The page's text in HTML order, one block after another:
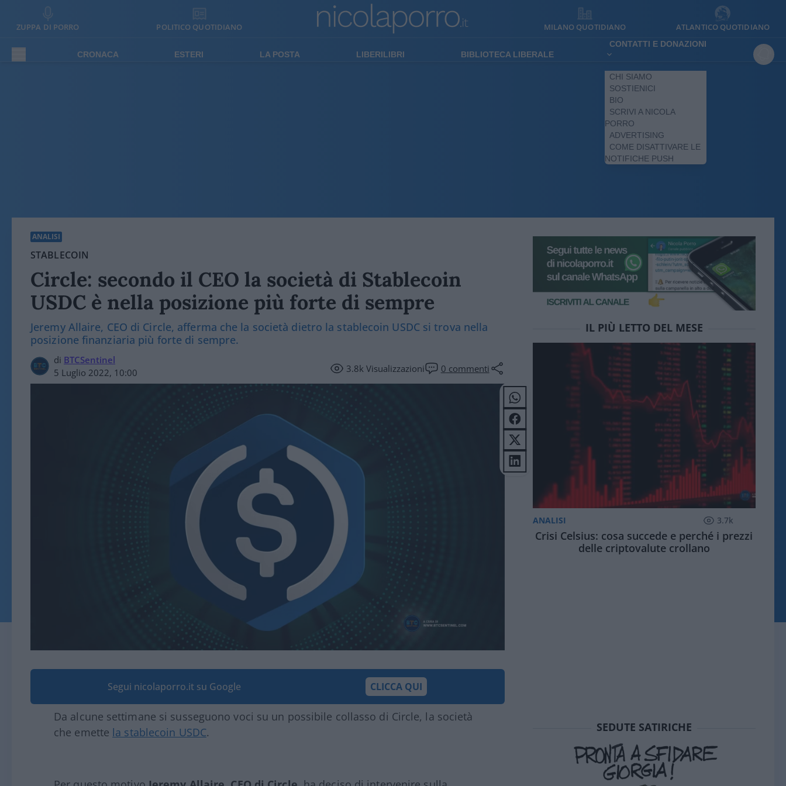
ZUPPA DI PORRO POLITICO QUOTIDIANO MILANO QUOTIDIANO ATLANTICO QUOTIDIANO
CRONACA ESTERI LA POSTA LIBERILIBRI BIBLIOTECA LIBERALE
CONTATTI E DONAZIONI
CHI SIAMO
SOSTIENICI
BIO
SCRIVI A NICOLA
PORRO
ADVERTISING
COME DISATTIVARE LE
NOTIFICHE PUSH
ANALISI
STABLECOIN
Circle: secondo il CEO la società di Stablecoin
USDC è nella posizione più forte di sempre
Jeremy Allaire, CEO di Circle, afferma che la società dietro la stablecoin USDC si trova nella
posizione finanziaria più forte di sempre.
di BTCSentinel
5 Luglio 2022, 10:00
3.8kVisualizzazioni 0 commenti
Segui nicolaporro.it su Google CLICCA QUI
Da alcune settimane si susseguono voci su un possibile collasso di Circle, la società
che emette la stablecoin USDC.
IL PIÙ LETTO DEL MESE
ANALISI 3.7k
Crisi Celsius: cosa succede e perché i prezzi
delle criptovalute crollano
SEDUTE SATIRICHE